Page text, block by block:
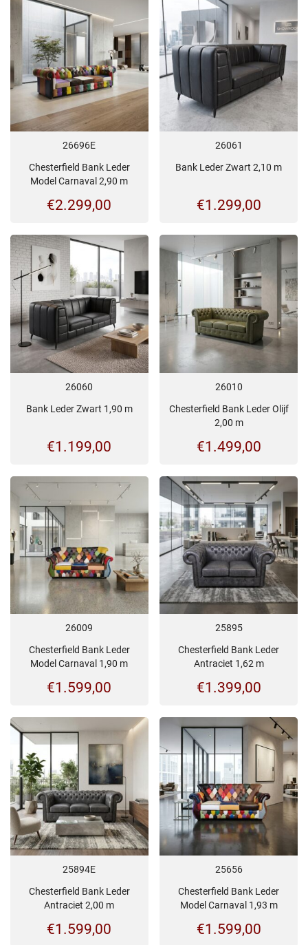
26696E
Chesterfield Bank Leder
Model Carnaval 2,90 m
€2.299,00
26061
Bank Leder Zwart 2,10 m
€1.299,00
26060
Bank Leder Zwart 1,90 m
€1.199,00
26010
Chesterfield Bank Leder Olijf
2,00 m
€1.499,00
26009
Chesterfield Bank Leder
Model Carnaval 1,90 m
€1.599,00
25895
Chesterfield Bank Leder
Antraciet 1,62 m
€1.399,00
25894E
Chesterfield Bank Leder
Antraciet 2,00 m
€1.599,00
25656
Chesterfield Bank Leder
Model Carnaval 1,93 m
€1.599,00